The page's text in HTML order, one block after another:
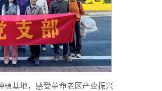
植基地，感受革命老区产业振兴